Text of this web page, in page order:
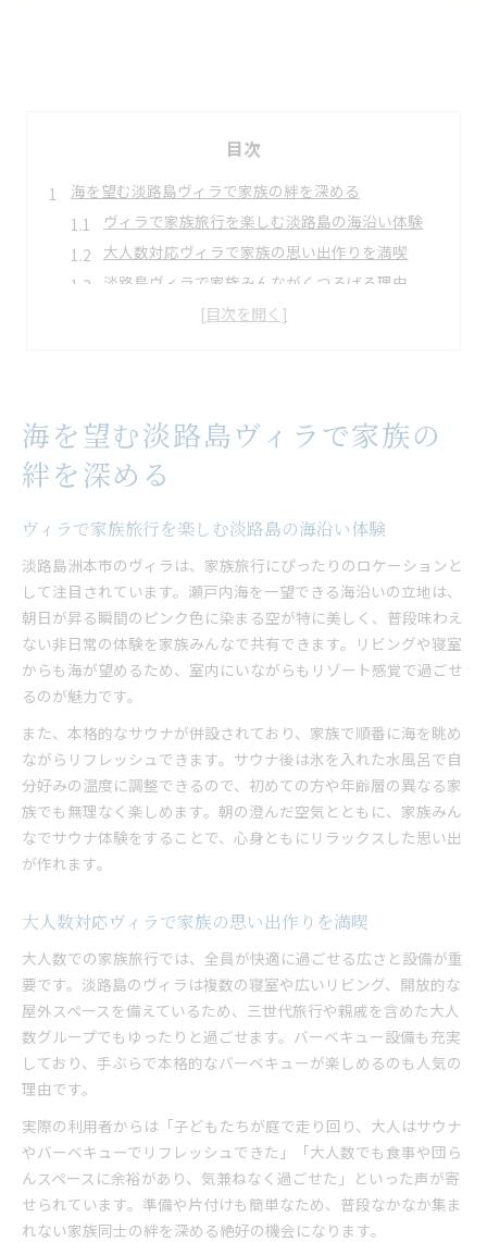
目次
海を望む淡路島ヴィラで家族の絆を深める
ヴィラで家族旅行を楽しむ淡路島の海沿い体験
大人数対応ヴィラで家族の思い出作りを満喫
淡路島ヴィラで家族みんながくつろげる理由
プライベートヴィラで叶う開放的な家族時間
プライベートサウナが人気のヴィラ滞在の魅力
本格サウナとバーベキューで盛り上がる旅
大人数でも快適なヴィラのサウナ活用術
非日常を味わう淡路島ヴィラ滞在の魅力
ヴィラで味わう淡路島の非日常リゾート体験
プライベートヴィラならではの贅沢なひととき
シーサイドグランピング口コミで話題の魅力
淡路島ヴィラで心ほどける時間の過ごし方
非日常感満載のヴィラで家族旅行がもっと楽しく
朝焼けを眺めて始まる贅沢な家族旅行体験
淡路島ヴィラで楽しむピンク色の朝焼け体験
海沿いヴィラで迎える特別な朝のひととき
朝日とともに始まる贅沢な家族旅行のすすめ
ゆったり過ごせる広々空間でバーベキュー満喫
大人数でも広々使えるヴィラでバーベキュー満喫
ヴィラの屋外空間で楽しむ手ぶらバーベキュー
家族やグループで楽しむヴィラのBBQ体験
雨天でも安心なヴィラのバーベキュー設備
淡路島ヴィラで人気のバーベキュースタイルとは
家族旅行に最適なヴィラ選びのチェックポイント
大人数対応ヴィラで快適滞在を叶えるコツ
口コミで比較する淡路島ヴィラの選び方
サウナ付きヴィラ選びで注目すべき設備とは
海を望む淡路島ヴィラで家族の
絆を深める
ヴィラで家族旅行を楽しむ淡路島の海沿い体験
淡路島洲本市のヴィラは、家族旅行にぴったりのロケーションと
して注目されています。瀬戸内海を一望できる海沿いの立地は、
朝日が昇る瞬間のピンク色に染まる空が特に美しく、普段味わえ
ない非日常の体験を家族みんなで共有できます。リビングや寝室
からも海が望めるため、室内にいながらもリゾート感覚で過ごせ
るのが魅力です。
また、本格的なサウナが併設されており、家族で順番に海を眺め
ながらリフレッシュできます。サウナ後は氷を入れた水風呂で自
分好みの温度に調整できるので、初めての方や年齢層の異なる家
族でも無理なく楽しめます。朝の澄んだ空気とともに、家族みん
なでサウナ体験をすることで、心身ともにリラックスした思い出
が作れます。
大人数対応ヴィラで家族の思い出作りを満喫
大人数での家族旅行では、全員が快適に過ごせる広さと設備が重
要です。淡路島のヴィラは複数の寝室や広いリビング、開放的な
屋外スペースを備えているため、三世代旅行や親戚を含めた大人
数グループでもゆったりと過ごせます。バーベキュー設備も充実
しており、手ぶらで本格的なバーベキューが楽しめるのも人気の
理由です。
実際の利用者からは「子どもたちが庭で走り回り、大人はサウナ
やバーベキューでリフレッシュできた」「大人数でも食事や団ら
んスペースに余裕があり、気兼ねなく過ごせた」といった声が寄
せられています。準備や片付けも簡単なため、普段なかなか集ま
れない家族同士の絆を深める絶好の機会になります。